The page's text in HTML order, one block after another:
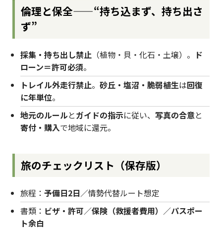
倫理と保全——“持ち込まず、持ち出さ
ず”
採集・持ち出し禁止 （植物・貝・化石・土壌）。 ド
ローン＝許可必須。
トレイル外走行禁止。 砂丘・塩沼・脆弱植生は回復
に年単位。
地元のルールとガイドの指示に従い、 写真の合意と
寄付・購入で地域に還元。
旅のチェックリスト（保存版）
旅程： 予備日2日／情勢代替ルート想定
書類： ビザ・許可／保険（救援者費用） ／パスポー
ト余白